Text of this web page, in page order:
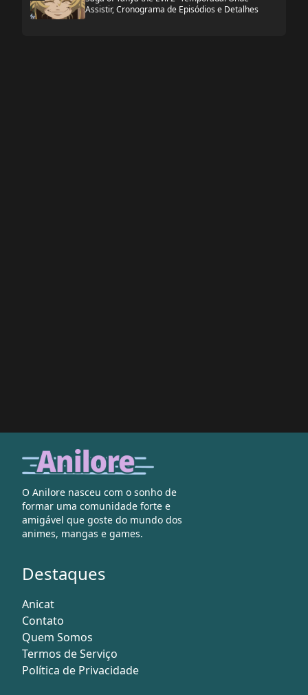
Assistir, Cronograma de Episódios e Detalhes
O Anilore nasceu com o sonho de
formar uma comunidade forte e
amigável que goste do mundo dos
animes, mangas e games.
Destaques
Anicat
Contato
Quem Somos
Termos de Serviço
Política de Privacidade